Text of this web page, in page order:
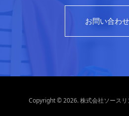
お問い合わ
Copyright © 2026. 株式会社ソース